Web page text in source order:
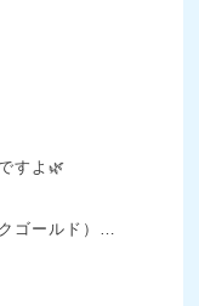
すよ🌿
ゴールド）…